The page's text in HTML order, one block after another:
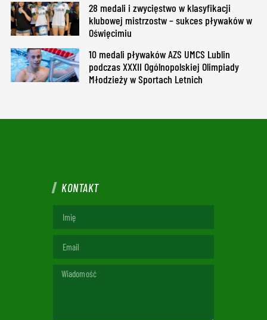
28 medali i zwycięstwo w klasyfikacji
klubowej mistrzostw – sukces pływaków w
Oświęcimiu
10 medali pływaków AZS UMCS Lublin
podczas XXXII Ogólnopolskiej Olimpiady
Młodzieży w Sportach Letnich
KONTAKT